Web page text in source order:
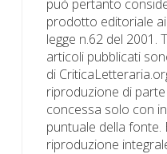
può pertanto
prodotto editoriale
legge n.62 del 2001.
articoli pubblicati
di
riproduzione di
concessa solo con
puntuale della fonte.
riproduzione